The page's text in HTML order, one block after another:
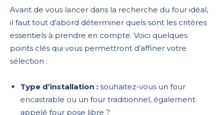
Avant de vous lancer dans la recherche du four idéal,
il faut tout d’abord déterminer quels sont les critères
essentiels à prendre en compte. Voici quelques
points clés qui vous permettront d’affiner votre
sélection :
Type d’installation : souhaitez-vous un four
encastrable ou un four traditionnel, également
appelé four pose libre ?